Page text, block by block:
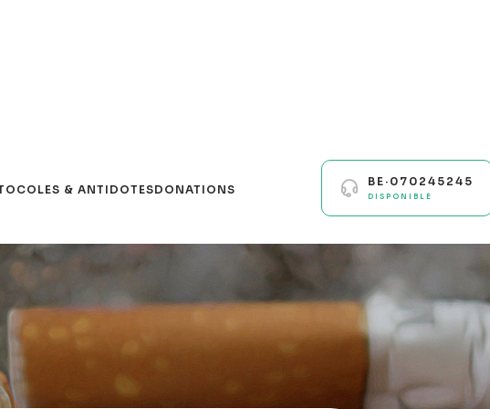
& ANTIDOTESDONATIONS
BE·070245245
DISPONIBLE